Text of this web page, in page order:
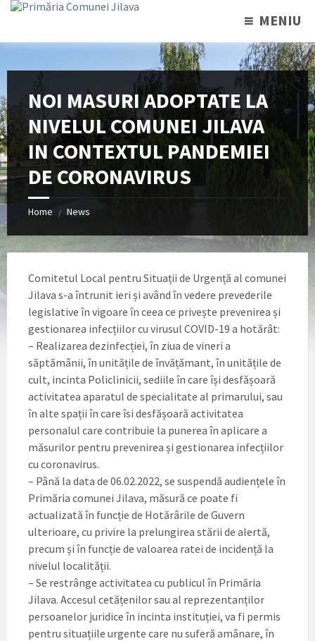
MENIU
NOI MASURI ADOPTATE LA
NIVELUL COMUNEI JILAVA
IN CONTEXTUL PANDEMIEI
DE CORONAVIRUS
Home / News
Comitetul Local pentru Situații de Urgență al comunei
Jilava s-a întrunit ieri și având în vedere prevederile
legislative în vigoare în ceea ce privește prevenirea și
gestionarea infecțiilor cu virusul COVID-19 a hotărât:
– Realizarea dezinfecției, în ziua de vineri a
săptămânii, în unitățile de învățămant, în unitățile de
cult, incinta Policlinicii, sediile în care își desfășoară
activitatea aparatul de specialitate al primarului, sau
în alte spații în care îsi desfășoară activitatea
personalul care contribuie la punerea în aplicare a
măsurilor pentru prevenirea și gestionarea infecțiilor
cu coronavirus.
– Până la data de 06.02.2022, se suspendă audiențele în
Primăria comunei Jilava, măsură ce poate fi
actualizată în funcție de Hotărârile de Guvern
ulterioare, cu privire la prelungirea stării de alertă,
precum și în funcție de valoarea ratei de incidență la
nivelul localității.
– Se restrânge activitatea cu publicul în Primăria
Jilava. Accesul cetățenilor sau al reprezentanților
persoanelor juridice în incinta instituției, va fi permis
pentru situațiile urgente care nu suferă amânare, în